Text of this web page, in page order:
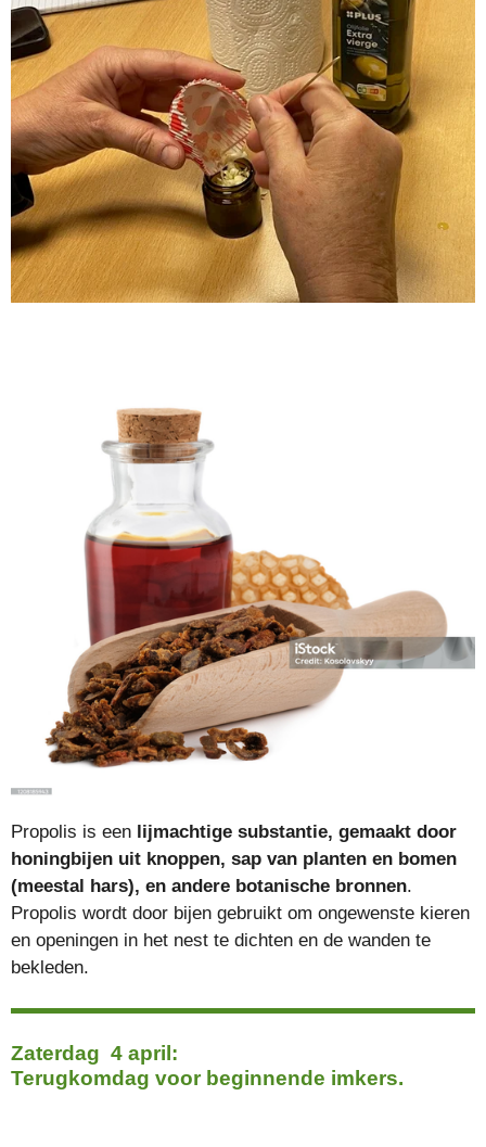
Propolis is een lijmachtige substantie, gemaakt door
honingbijen uit knoppen, sap van planten en bomen
(meestal hars), en andere botanische bronnen.
Propolis wordt door bijen gebruikt om ongewenste kieren
en openingen in het nest te dichten en de wanden te
bekleden.
Zaterdag 4 april:
Terugkomdag voor beginnende imkers.